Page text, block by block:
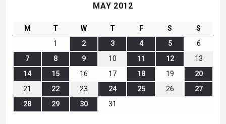
MAY 2012
M T W T F S
S
1
2 3 4 5
6
7
8 9 10 11 12
13
14
15 16 17 18 19
20
21
22 23 24 25 26
27
28
29 30 31